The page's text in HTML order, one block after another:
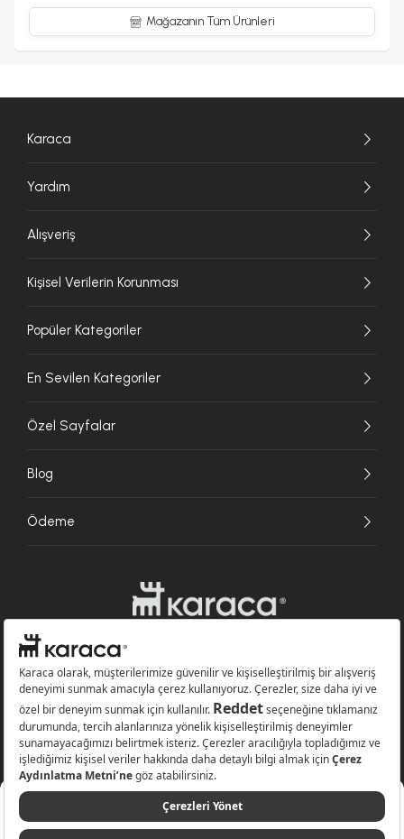
Sepete Ekle
Mağazanın Tüm Ürünleri
Karaca
Yardım
Alışveriş
Kişisel Verilerin Korunması
Popüler Kategoriler
En Sevilen Kategoriler
Özel Sayfalar
Blog
Ödeme
Websitesinde kullanılan bazı görseller yapay zekâ (AI) ile üretilmiştir.
Karaca.com © 2026 - Karaca Züccaciye A.Ş. Tüm hakları saklıdır.